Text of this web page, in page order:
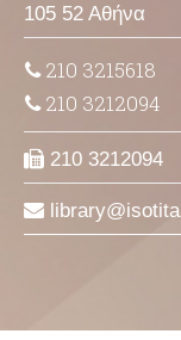
105 52 Αθήνα
210 3215618
210 3212094
210 3212094
library isotita